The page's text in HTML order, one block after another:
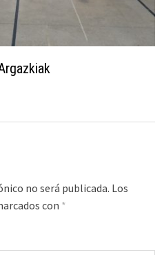
no será publicada. Los
con *